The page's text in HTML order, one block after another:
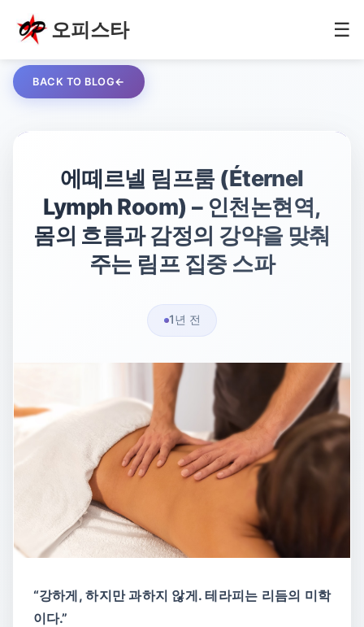
오피스타 ☰
BACK TO BLOG
에떼르넬 림프룸 (Éternel
Lymph Room) – 인천논현역,
몸의 흐름과 감정의 강약을 맞춰
주는 림프 집중 스파
1년 전
“강하게, 하지만 과하지 않게. 테라피는 리듬의 미학
이다.”